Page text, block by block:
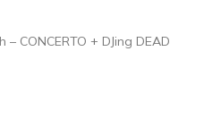
– CONCERTO + DJing DEAD